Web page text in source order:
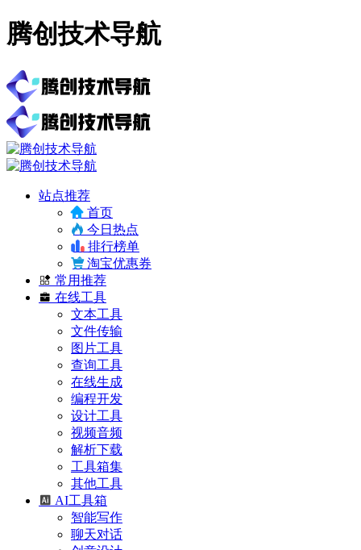
腾创技术导航
站点推荐
首页
今日热点
排行榜单
淘宝优惠券
常用推荐
在线工具
文本工具
文件传输
图片工具
查询工具
在线生成
编程开发
设计工具
视频音频
解析下载
工具箱集
其他工具
AI工具箱
智能写作
聊天对话